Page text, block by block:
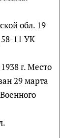
обл. 19
58-11 УК
г. Место
29 марта